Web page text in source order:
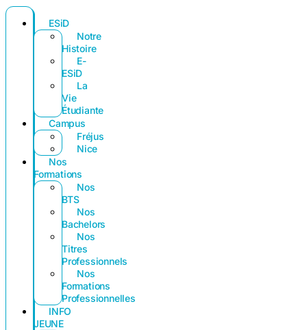
ESiD
Notre
Histoire
E-
ESiD
La
Vie
Étudiante
Campus
Fréjus
Nice
Nos
Formations
Nos
BTS
Nos
Bachelors
Nos
Titres
Professionnels
Nos
Formations
Professionnelles
INFO
JEUNE